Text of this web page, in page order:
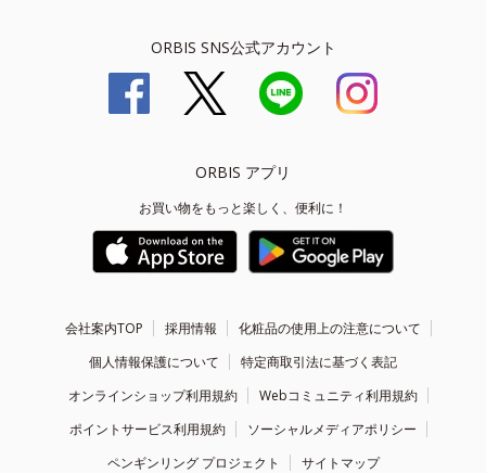
ORBIS SNS公式アカウント
ORBIS アプリ
お買い物をもっと楽しく、便利に！
会社案内TOP 採用情報
化粧品の使用上の注意について
個人情報保護について
特定商取引法に基づく表記
オンラインショップ利用規約
Webコミュニティ利用規約
ポイントサービス利用規約
ソーシャルメディアポリシー
ペンギンリング プロジェクト
サイトマップ